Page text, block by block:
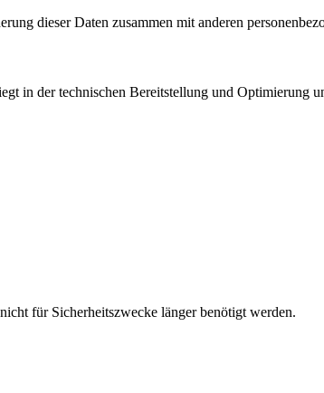
dieser Daten zusammen mit anderen
in der technischen Bereitstellung und Optimierung
für Sicherheitszwecke länger benötigt werden.